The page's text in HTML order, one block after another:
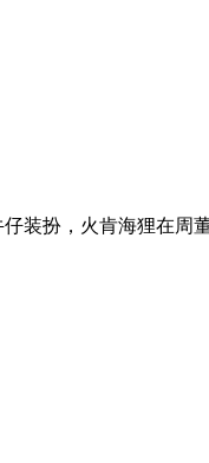
扮，火肯海狸在周